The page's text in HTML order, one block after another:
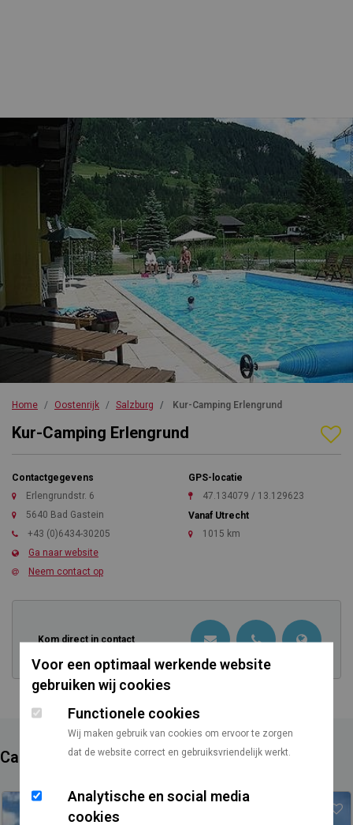
Voor een optimaal werkende website
gebruiken wij cookies
Functionele cookies
Wij maken gebruik van cookies om ervoor te zorgen
dat de website correct en gebruiksvriendelijk werkt.
Analytische en social media
cookies
Kur-Camping Erlengrund
Contactgegevens
Erlengrundstr. 6
5640 Bad Gastein
+43 (0)6434-30205
Ga naar website
Neem contact op
GPS-locatie
47.134079 / 13.129623
Vanaf Utrecht
1015 km
Kom direct in contact
Home Oostenrijk Salzburg Kur-Camping Erlengrund
Campings in de buurt